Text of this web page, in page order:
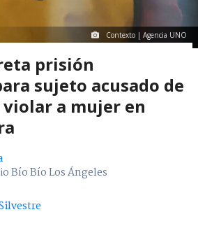
Contexto | Agencia UNO
prisión
sujeto acusado de
a mujer en
Bío Bío Los Ángeles